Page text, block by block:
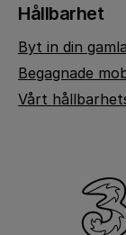
Hållbarhet
Byt in din
Begagnade
Vårt